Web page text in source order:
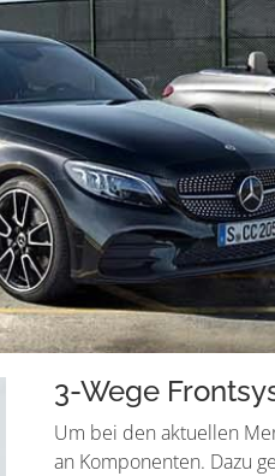
3-Wege
Um bei den aktuellen
an Komponenten. Dazu